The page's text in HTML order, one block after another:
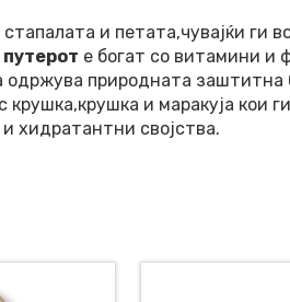
и петата,чувајќи ги
е богат со витамини и
одржува природната заштитна
и маракуја кои
хидратантни својства.